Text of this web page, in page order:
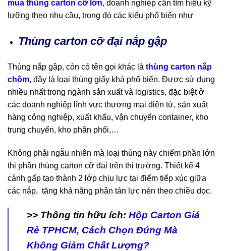
mua thùng carton cỡ lớn, doanh nghiệp cần tìm hiểu kỹ
lưỡng theo nhu cầu, trong đó các kiểu phổ biến như
Thùng carton cỡ đại nắp gập
Thùng nắp gập, còn có tên gọi khác là thùng carton nắp
chồm, đây là loại thùng giấy khá phổ biến. Được sử dụng
nhiều nhất trong ngành sản xuất và logistics, đặc biệt ở
các doanh nghiệp lĩnh vực thương mại điện tử, sản xuất
hàng công nghiệp, xuất khẩu, vận chuyển container, kho
trung chuyển, kho phân phối,…
Không phải ngẫu nhiên mà loại thùng này chiếm phần lớn
thị phần thùng carton cỡ đại trên thị trường. Thiết kế 4
cánh gấp tạo thành 2 lớp chịu lực tại điểm tiếp xúc giữa
các nắp, tăng khả năng phân tán lực nén theo chiều dọc.
>> Thông tin hữu ích: Hộp Carton Giá
Rẻ TPHCM, Cách Chọn Đúng Mà
Không Giảm Chất Lượng?